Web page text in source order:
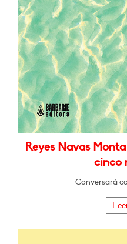
Reyes Navas
cinco
Conversará